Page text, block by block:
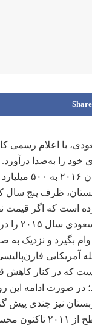
با اعلام
که
ظرف پنج سال
است که اگر قیمت
وام بگیرد و
آمریکایی
در صورت ادامه این
کاهش یافته